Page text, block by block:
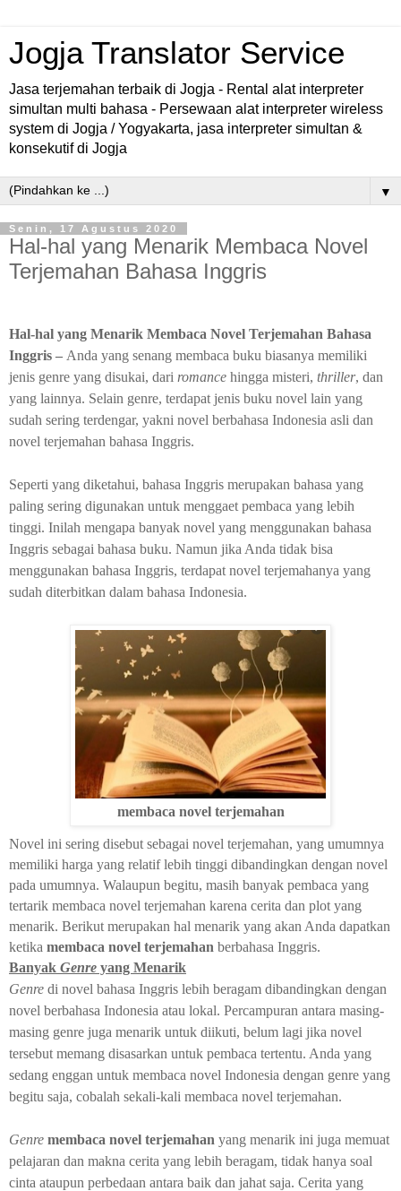
Jogja Translator Service
Jasa terjemahan terbaik di Jogja - Rental alat interpreter
simultan multi bahasa - Persewaan alat interpreter wireless
system di Jogja / Yogyakarta, jasa interpreter simultan &
konsekutif di Jogja
▼
Senin, 17 Agustus 2020
Hal-hal yang Menarik Membaca Novel
Terjemahan Bahasa Inggris
Hal-hal yang Menarik Membaca Novel Terjemahan Bahasa
Inggris – Anda yang senang membaca buku biasanya memiliki
jenis genre yang disukai, dari romance hingga misteri, thriller, dan
yang lainnya. Selain genre, terdapat jenis buku novel lain yang
sudah sering terdengar, yakni novel berbahasa Indonesia asli dan
novel terjemahan bahasa Inggris.
Seperti yang diketahui, bahasa Inggris merupakan bahasa yang
paling sering digunakan untuk menggaet pembaca yang lebih
tinggi. Inilah mengapa banyak novel yang menggunakan bahasa
Inggris sebagai bahasa buku. Namun jika Anda tidak bisa
menggunakan bahasa Inggris, terdapat novel terjemahanya yang
sudah diterbitkan dalam bahasa Indonesia.
membaca novel terjemahan
Novel ini sering disebut sebagai novel terjemahan, yang umumnya
memiliki harga yang relatif lebih tinggi dibandingkan dengan novel
pada umumnya. Walaupun begitu, masih banyak pembaca yang
tertarik membaca novel terjemahan karena cerita dan plot yang
menarik. Berikut merupakan hal menarik yang akan Anda dapatkan
ketika membaca novel terjemahan berbahasa Inggris.
Banyak Genre yang Menarik
Genre di novel bahasa Inggris lebih beragam dibandingkan dengan
novel berbahasa Indonesia atau lokal. Percampuran antara masing-
masing genre juga menarik untuk diikuti, belum lagi jika novel
tersebut memang disasarkan untuk pembaca tertentu. Anda yang
sedang enggan untuk membaca novel Indonesia dengan genre yang
begitu saja, cobalah sekali-kali membaca novel terjemahan.
Genre membaca novel terjemahan yang menarik ini juga memuat
pelajaran dan makna cerita yang lebih beragam, tidak hanya soal
cinta ataupun perbedaan antara baik dan jahat saja. Cerita yang